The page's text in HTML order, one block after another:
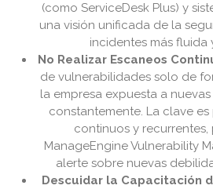
(como ServiceDesk Plus) y
una visión unificada de la
incidentes más fluida
No Realizar Escaneos
de vulnerabilidades solo de
la empresa expuesta a
constantemente. La clave
continuos y
ManageEngine Vulnerability
alerte sobre nuevas
Descuidar la Capacitación